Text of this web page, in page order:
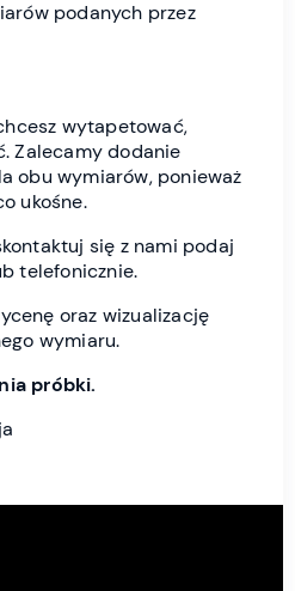
podanych przez
wytapetować,
Zalecamy dodanie
obu wymiarów, ponieważ
ukośne.
się z nami podaj
telefonicznie.
oraz wizualizację
wymiaru.
próbki.